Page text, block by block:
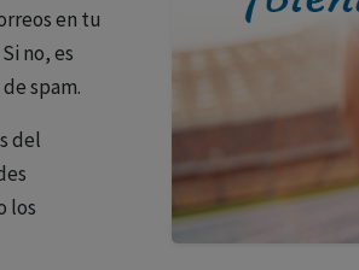
en tu
no, es
spam.
del
los